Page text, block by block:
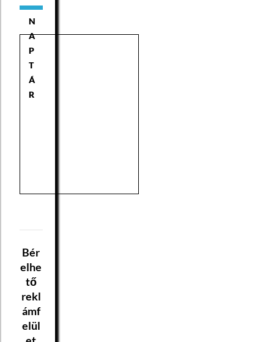
N
A
P
T
Á
R
Bér
elhe
tő
rekl
ámf
elül